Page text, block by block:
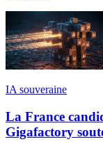
IA souveraine
La France
Gigafactory